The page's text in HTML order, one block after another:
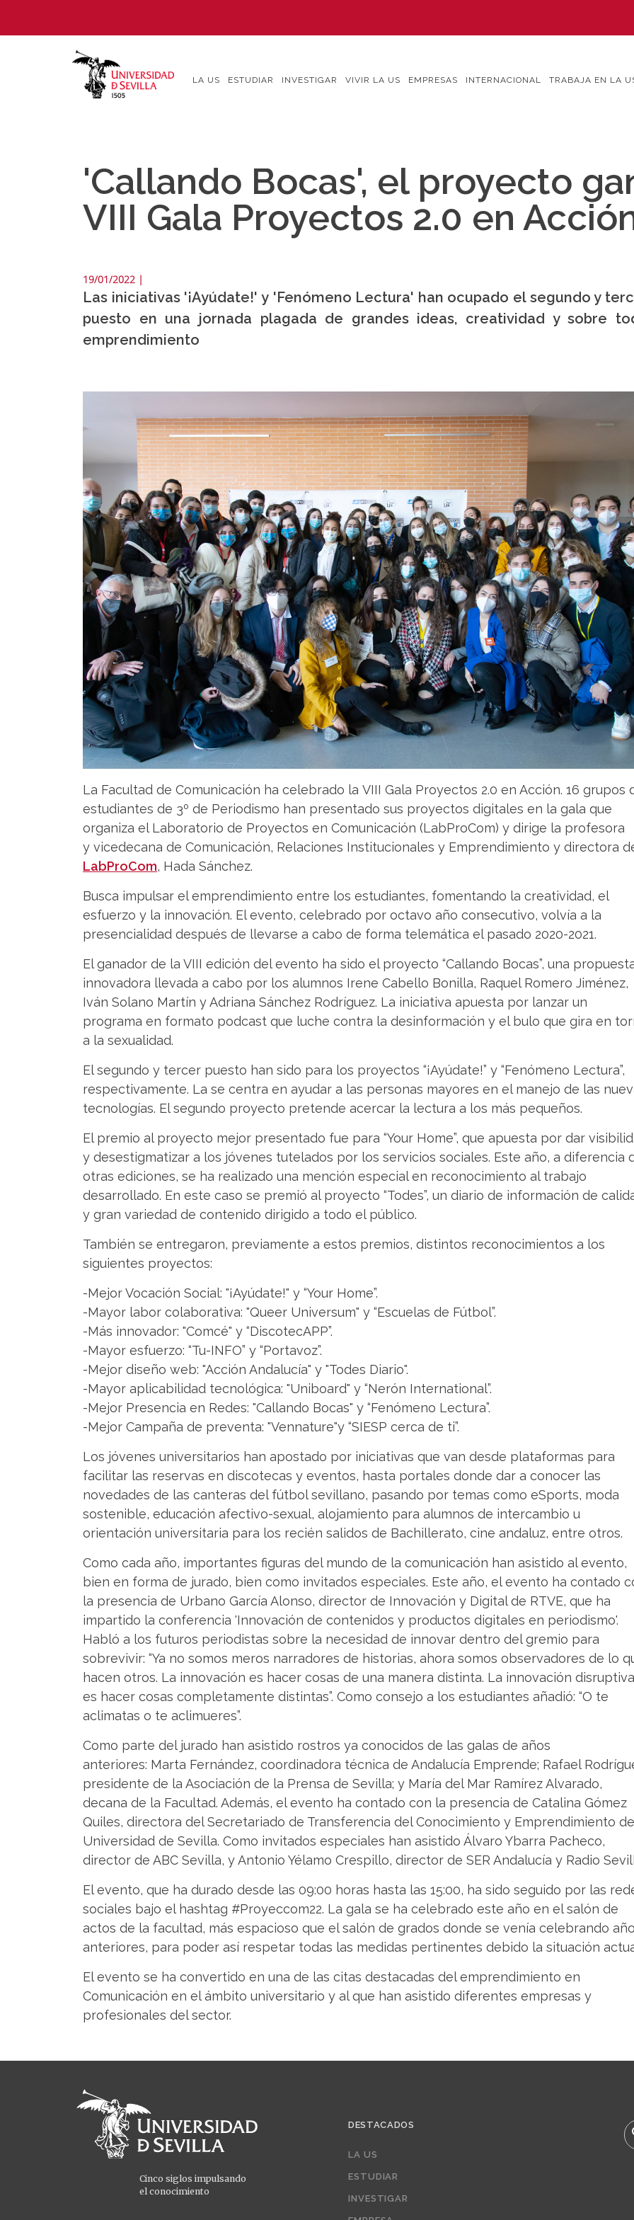
contenido
LA US ESTUDIAR INVESTIGAR VIVIR LA US EMPRESAS INTERNACIONAL TRABAJA EN LA
'Callando Bocas', el proyecto
VIII Gala Proyectos 2.0 en
19/01/2022 |
Las iniciativas '¡Ayúdate!' y 'Fenómeno Lectura' han ocupado el segundo y
puesto en una jornada plagada de grandes ideas, creatividad y sobre
emprendimiento
La Facultad de Comunicación ha celebrado la VIII Gala Proyectos 2.0 en Acción. 16 grupos
estudiantes de 3º de Periodismo han presentado sus proyectos digitales en la gala que
organiza el Laboratorio de Proyectos en Comunicación (LabProCom) y dirige la profesora
y vicedecana de Comunicación, Relaciones Institucionales y Emprendimiento y directora
LabProCom, Hada Sánchez.
Busca impulsar el emprendimiento entre los estudiantes, fomentando la creatividad, el
esfuerzo y la innovación. El evento, celebrado por octavo año consecutivo, volvía a la
presencialidad después de llevarse a cabo de forma telemática el pasado 2020-2021.
El ganador de la VIII edición del evento ha sido el proyecto “Callando Bocas”, una
innovadora llevada a cabo por los alumnos Irene Cabello Bonilla, Raquel Romero Jiménez,
Iván Solano Martín y Adriana Sánchez Rodríguez. La iniciativa apuesta por lanzar un
programa en formato podcast que luche contra la desinformación y el bulo que gira en
a la sexualidad.
El segundo y tercer puesto han sido para los proyectos “¡Ayúdate!” y “Fenómeno Lectura”,
respectivamente. La se centra en ayudar a las personas mayores en el manejo de las
tecnologías. El segundo proyecto pretende acercar la lectura a los más pequeños.
El premio al proyecto mejor presentado fue para “Your Home”, que apuesta por dar
y desestigmatizar a los jóvenes tutelados por los servicios sociales. Este año, a diferencia
otras ediciones, se ha realizado una mención especial en reconocimiento al trabajo
desarrollado. En este caso se premió al proyecto “Todes”, un diario de información de
y gran variedad de contenido dirigido a todo el público.
También se entregaron, previamente a estos premios, distintos reconocimientos a los
siguientes proyectos:
-Mejor Vocación Social: "¡Ayúdate!" y “Your Home”.
-Mayor labor colaborativa: "Queer Universum" y “Escuelas de Fútbol”.
-Más innovador: "Comcé" y “DiscotecAPP”.
-Mayor esfuerzo: “Tu-INFO” y “Portavoz”.
-Mejor diseño web: "Acción Andalucía" y "Todes Diario".
-Mayor aplicabilidad tecnológica: "Uniboard" y “Nerón International”.
-Mejor Presencia en Redes: "Callando Bocas" y “Fenómeno Lectura”.
-Mejor Campaña de preventa: "Vennature"y “SIESP cerca de ti”.
Los jóvenes universitarios han apostado por iniciativas que van desde plataformas para
facilitar las reservas en discotecas y eventos, hasta portales donde dar a conocer las
novedades de las canteras del fútbol sevillano, pasando por temas como eSports, moda
sostenible, educación afectivo-sexual, alojamiento para alumnos de intercambio u
orientación universitaria para los recién salidos de Bachillerato, cine andaluz, entre otros.
Como cada año, importantes figuras del mundo de la comunicación han asistido al evento,
bien en forma de jurado, bien como invitados especiales. Este año, el evento ha contado
la presencia de Urbano García Alonso, director de Innovación y Digital de RTVE, que ha
impartido la conferencia 'Innovación de contenidos y productos digitales en periodismo'.
Habló a los futuros periodistas sobre la necesidad de innovar dentro del gremio para
sobrevivir: “Ya no somos meros narradores de historias, ahora somos observadores de lo
hacen otros. La innovación es hacer cosas de una manera distinta. La innovación disruptiva
es hacer cosas completamente distintas”. Como consejo a los estudiantes añadió: “O te
aclimatas o te aclimueres”.
Como parte del jurado han asistido rostros ya conocidos de las galas de años
anteriores: Marta Fernández, coordinadora técnica de Andalucía Emprende; Rafael
presidente de la Asociación de la Prensa de Sevilla; y María del Mar Ramírez Alvarado,
decana de la Facultad. Además, el evento ha contado con la presencia de Catalina Gómez
Quiles, directora del Secretariado de Transferencia del Conocimiento y Emprendimiento
Universidad de Sevilla. Como invitados especiales han asistido Álvaro Ybarra Pacheco,
director de ABC Sevilla, y Antonio Yélamo Crespillo, director de SER Andalucía y Radio
El evento, que ha durado desde las 09:00 horas hasta las 15:00, ha sido seguido por las
sociales bajo el hashtag #Proyeccom22. La gala se ha celebrado este año en el salón de
actos de la facultad, más espacioso que el salón de grados donde se venía celebrando
anteriores, para poder así respetar todas las medidas pertinentes debido la situación
El evento se ha convertido en una de las citas destacadas del emprendimiento en
Comunicación en el ámbito universitario y al que han asistido diferentes empresas y
profesionales del sector.
Cinco siglos impulsando
el conocimiento
DESTACADOS
LA US
ESTUDIAR
INVESTIGAR